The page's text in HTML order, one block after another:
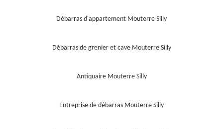
Débarras d'appartement Mouterre Silly
Débarras de grenier et cave Mouterre Silly
Antiquaire Mouterre Silly
Entreprise de débarras Mouterre Silly